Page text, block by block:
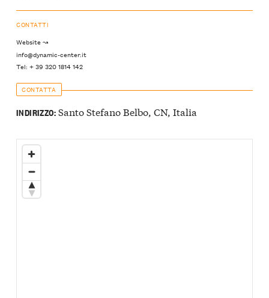
CONTATTI
Website ↝
info@dynamic-center.it
Tel: + 39 320 1814 142
CONTATTA
INDIRIZZO:Santo Stefano Belbo, CN, Italia